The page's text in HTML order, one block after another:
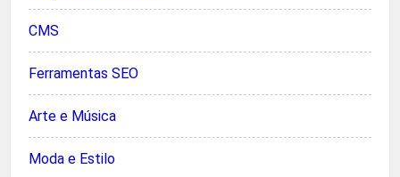
CMS
Ferramentas SEO
Arte e Música
Moda e Estilo